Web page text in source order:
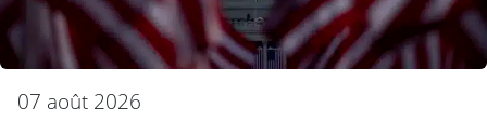
07 août 2026